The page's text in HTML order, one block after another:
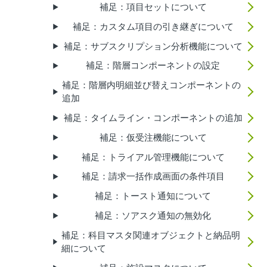
補足：項目セットについて
補足：カスタム項目の引き継ぎについて
補足：サブスクリプション分析機能について
補足：階層コンポーネントの設定
補足：階層内明細並び替えコンポーネントの
追加
補足：タイムライン・コンポーネントの追加
補足：仮受注機能について
補足：トライアル管理機能について
補足：請求一括作成画面の条件項目
補足：トースト通知について
補足：ソアスク通知の無効化
補足：科目マスタ関連オブジェクトと納品明
細について